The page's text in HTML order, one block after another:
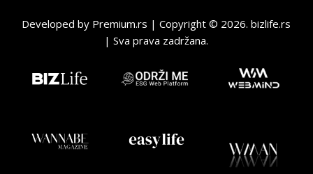
Developed by Premium.rs | Copyright © 2026.bizlife.rs
| Sva prava zadržana.